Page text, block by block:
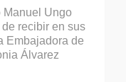
Manuel Ungo
recibir en sus
Embajadora de
Álvarez